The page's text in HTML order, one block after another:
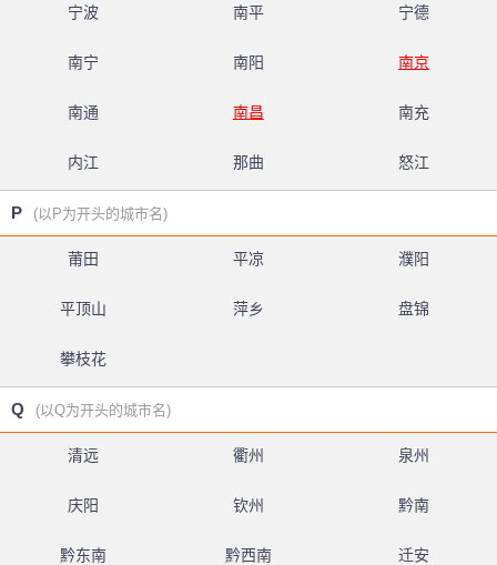
宁波 南平 宁德
南宁 南阳 南京
南通 南昌 南充
内江 那曲 怒江
P (以P为开头的城市名)
莆田 平凉 濮阳
平顶山 萍乡 盘锦
攀枝花
Q (以Q为开头的城市名)
清远 衢州 泉州
庆阳 钦州 黔南
黔东南 黔西南 迁安